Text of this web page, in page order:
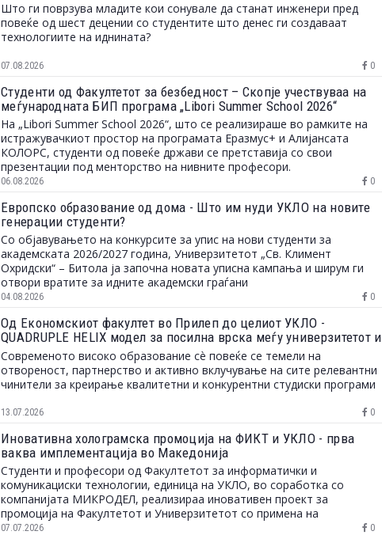
Што ги поврзува младите кои сонувале да станат инженери пред
повеќе од шест децении со студентите што денес ги создаваат
технологиите на иднината?
07.08.2026 0
Студенти од Факултетот за безбедност – Скопје учествуваа на
меѓународната БИП програма „Libori Summer School 2026“
На „Libori Summer School 2026“, што се реализираше во рамките на
истражувачкиот простор на програмата Еразмус+ и Алијансата
КОЛОРС, студенти од повеќе држави се претставија со свои
презентации под менторство на нивните професори.
06.08.2026 0
Европско образование од дома - Што им нуди УКЛО на новите
генерации студенти?
Со објавувањето на конкурсите за упис на нови студенти за
академската 2026/2027 година, Универзитетот „Св. Климент
Охридски“ – Битола ја започна новата уписна кампања и ширум ги
отвори вратите за идните академски граѓани
04.08.2026 0
Од Економскиот факултет во Прилеп до целиот УКЛО -
QUADRUPLE HELIX модел за посилна врска меѓу универзитетот и
пазарот на трудот
Современото високо образование сè повеќе се темели на
отвореност, партнерство и активно вклучување на сите релевантни
чинители за креирање квалитетни и конкурентни студиски програми
13.07.2026 0
Иновативна холограмска промоција на ФИКТ и УКЛО - прва
ваква имплементација во Македонија
Студенти и професори од Факултетот за информатички и
комуникациски технологии, единица на УКЛО, во соработка со
компанијата МИКРОДЕЛ, реализираа иновативен проект за
промоција на Факултетот и Универзитетот со примена на
холограмска технологија.
07.07.2026 0